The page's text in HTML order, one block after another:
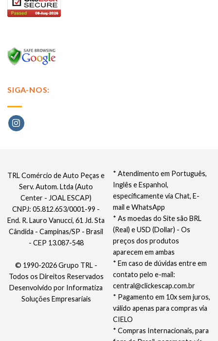
SIGA-NOS:
* Atendimento em Português,
Inglês e Espanhol,
especificamente via Chat, E-
mail e WhatsApp
* As moedas do Site são BRL
(Real) e USD (Dollar) - Os
preços dos produtos
aparecem em ambas
* Em caso de dúvidas entre em
contato pelo e-mail:
central@clickescap.com.br
* Pagamento em 10x sem juros,
válido apenas para compras via
CIELO
* Compras Internacionais, para
TRL Comércio de Auto Peças e
Serv. Autom. Ltda (Auto
Center - JOAL ESCAP)
CNPJ: 05.812.653/0001-99 -
End. R. Lauro Vanucci, 61 Jd. Sta
Cândida - Campinas/SP - Brasil
- CEP 13.087-548
© 1990-2026 Grupo TRL -
Todos os Direitos Reservados
Desenvolvido por Informatiza
Soluções Empresariais